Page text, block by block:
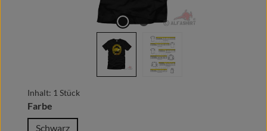
Inhalt: 1 Stück
Farbe
Schwarz